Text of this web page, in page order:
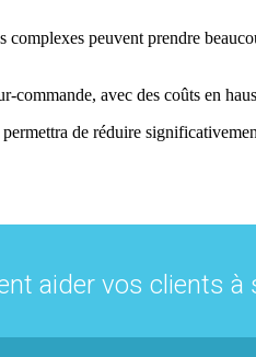
peuvent prendre
avec des coûts en
de réduire
aider vos clients à